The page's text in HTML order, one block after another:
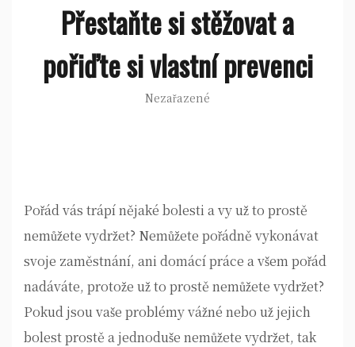
Přestaňte si stěžovat a
pořiďte si vlastní prevenci
Nezařazené
Pořád vás trápí nějaké bolesti a vy už to prostě
nemůžete vydržet? Nemůžete pořádně vykonávat
svoje zaměstnání, ani domácí práce a všem pořád
nadáváte, protože už to prostě nemůžete vydržet?
Pokud jsou vaše problémy vážné nebo už jejich
bolest prostě a jednoduše nemůžete vydržet, tak